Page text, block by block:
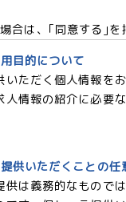
合は、｢同意する｣を
目的について
いただく個人情報を
人情報の紹介に必要
供いただくことの任
供は義務的なもので